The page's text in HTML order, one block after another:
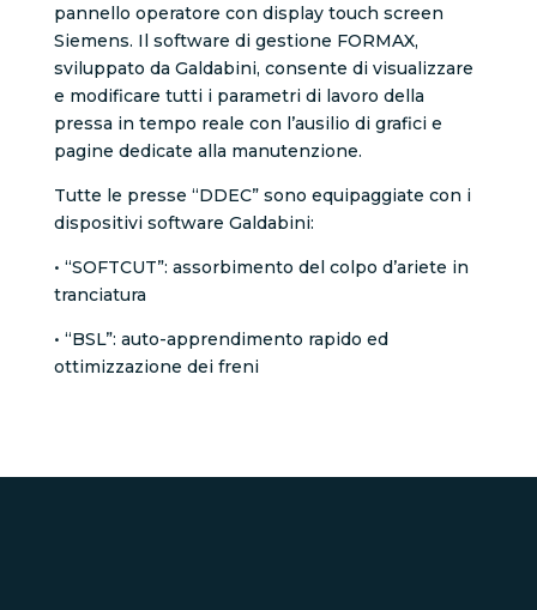
pannello operatore con display touch screen
Siemens. Il software di gestione FORMAX,
sviluppato da Galdabini, consente di visualizzare
e modificare tutti i parametri di lavoro della
pressa in tempo reale con l’ausilio di grafici e
pagine dedicate alla manutenzione.
Tutte le presse “DDEC” sono equipaggiate con i
dispositivi software Galdabini:
• “SOFTCUT”: assorbimento del colpo d’ariete in
tranciatura
• “BSL”: auto-apprendimento rapido ed
ottimizzazione dei freni